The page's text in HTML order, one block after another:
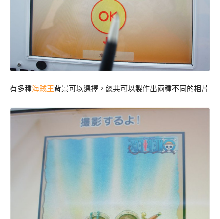
有多種海賊王背景可以選擇，總共可以製作出兩種不同的相片